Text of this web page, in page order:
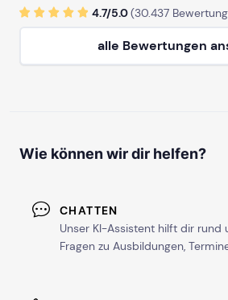
4.7/5.0(30.437
alle Bewertungen
Wie können wir dir helfen?
CHATTEN
Unser KI-Assistent hilft dir rund
Fragen zu Ausbildungen,